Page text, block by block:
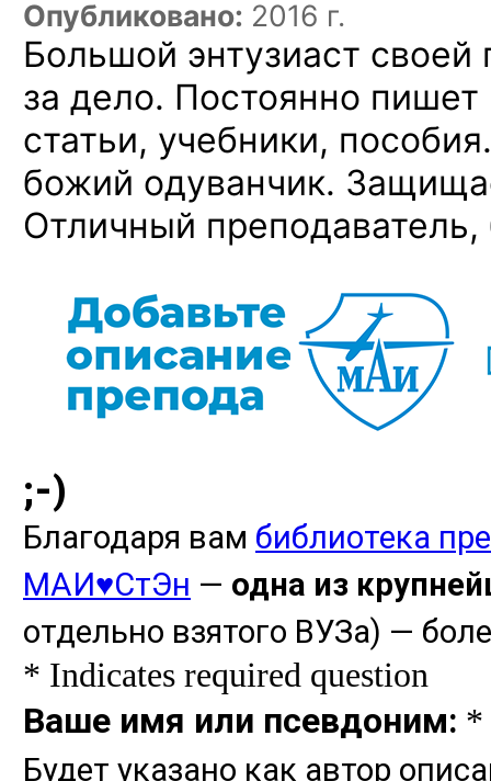
Опубликовано: 2016 г.
Большой энтузиаст
за дело. Постоянно
статьи, учебники,
божий одуванчик.
Отличный